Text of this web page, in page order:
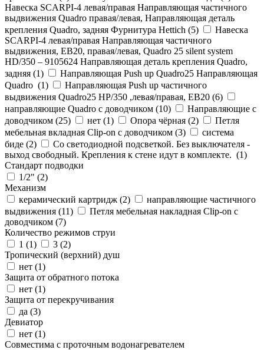
Навеска SCARPI-4 левая/правая Направляющая частичного
выдвижения Quadro правая/левая, Направляющая деталь
крепления Quadro, задняя Фурнитура Hettich (5)
Навеска
SCARPI-4 левая/правая Направляющая частичного
выдвижения, ЕВ20, правая/левая, Quadro 25 silent system
HD/350 – 9105624 Направляющая деталь крепления Quadro,
задняя (1)
Направляющая Push up Quadro25 Направляющая
Quadro (1)
Направляющая Push up частичного
выдвижения Quadro25 НР/350 ,левая/правая, ЕВ20 (6)
направляющие Quadro с доводчиком (10)
Направляющие с
доводчиком (25) нет (1) Опора чёрная (2)
Петля
мебельная вкладная Clip-on с доводчиком (3)
система
биде (2)
Со светодиодной подсветкой. Без выключателя -
выход свободный. Крепления к стене идут в комплекте. (1)
Стандарт подводки
1/2" (2)
Механизм
керамический картридж (2)
направляющие частичного
выдвижения (11)
Петля мебельная накладная Clip-on с
доводчиком (7)
Количество режимов струи
1 (1) 3 (2)
Тропический (верхний) душ
нет (1)
Защита от обратного потока
нет (1)
Защита от перекручивания
да (3)
Девиатор
нет (1)
Совместима с проточным водонагревателем